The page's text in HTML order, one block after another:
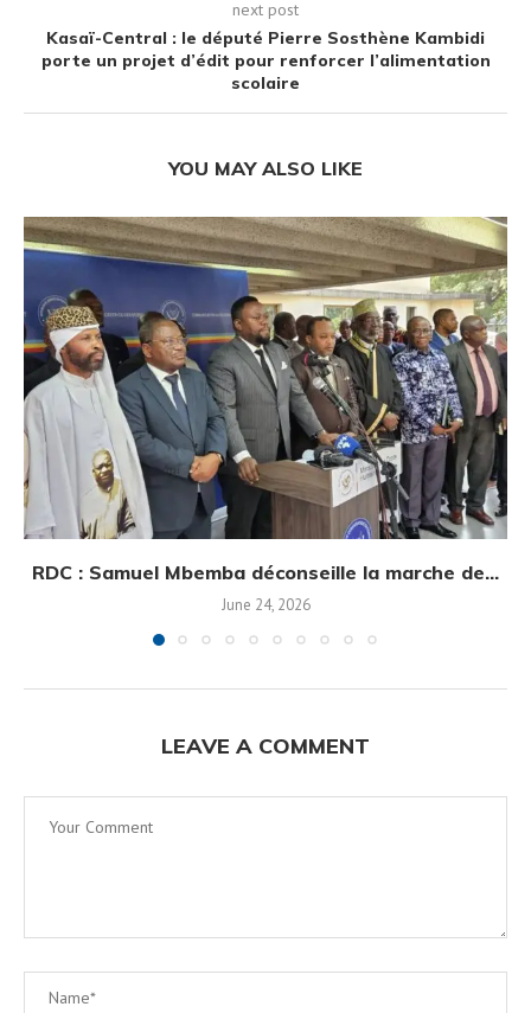
next post
Kasaï-Central : le député Pierre Sosthène Kambidi
porte un projet d’édit pour renforcer l’alimentation
scolaire
YOU MAY ALSO LIKE
RDC : Samuel Mbemba déconseille la marche de...
June 24, 2026
LEAVE A COMMENT